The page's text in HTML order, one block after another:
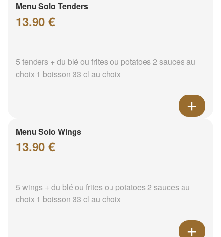
Menu Solo Tenders
13.90 €
5 tenders + du blé ou frites ou potatoes 2 sauces au
choix 1 boisson 33 cl au choix
Menu Solo Wings
13.90 €
5 wings + du blé ou frites ou potatoes 2 sauces au
choix 1 boisson 33 cl au choix